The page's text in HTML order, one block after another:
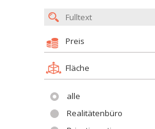
Preis
Fläche
alle
Realitätenbüro